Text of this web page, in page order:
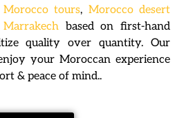
Morocco tours, Morocco desert
based on first-hand
quality over quantity. Our
your Moroccan experience
& peace of mind..